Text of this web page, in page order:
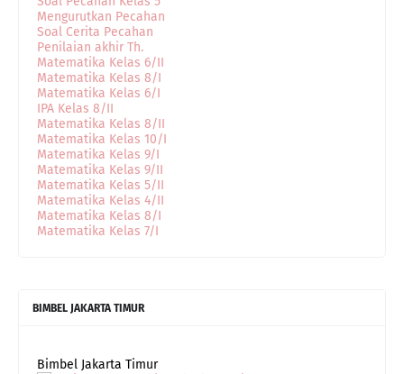
Mengurutkan Pecahan
Soal Cerita Pecahan
Penilaian akhir Th.
Matematika Kelas 6/II
Matematika Kelas 8/I
Matematika Kelas 6/I
IPA Kelas 8/II
Matematika Kelas 8/II
Matematika Kelas 10/I
Matematika Kelas 9/I
Matematika Kelas 9/II
Matematika Kelas 5/II
Matematika Kelas 4/II
Matematika Kelas 8/I
Matematika Kelas 7/I
BIMBEL JAKARTA TIMUR
Bimbel Jakarta Timur